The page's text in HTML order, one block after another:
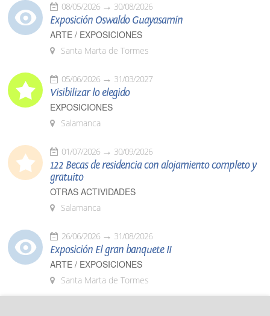
08/05/2026 30/08/2026
Exposición Oswaldo Guayasamín
ARTE / EXPOSICIONES
Santa Marta de Tormes
05/06/2026 31/03/2027
Visibilizar lo elegido
EXPOSICIONES
Salamanca
01/07/2026 30/09/2026
122 Becas de residencia con alojamiento completo y
gratuito
OTRAS ACTIVIDADES
Salamanca
26/06/2026 31/08/2026
Exposición El gran banquete II
ARTE / EXPOSICIONES
Santa Marta de Tormes